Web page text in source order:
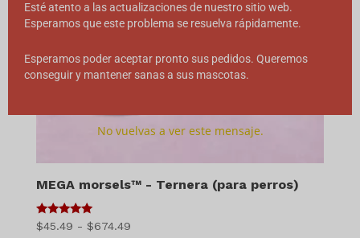
MEGA morsels™ - Ternera (para perros)
5
de 5
$45.49 - $674.49Gama
Esté atento a las actualizaciones de nuestro sitio web.
Esperamos que este problema se resuelva rápidamente.
Esperamos poder aceptar pronto sus pedidos. Queremos
conseguir y mantener sanas a sus mascotas.
No vuelvas a ver este mensaje.